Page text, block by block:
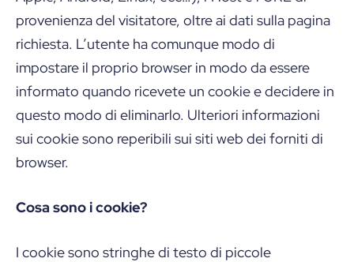
provenienza del visitatore, oltre ai dati sulla pagina
richiesta. L’utente ha comunque modo di
impostare il proprio browser in modo da essere
informato quando ricevete un cookie e decidere in
questo modo di eliminarlo. Ulteriori informazioni
sui cookie sono reperibili sui siti web dei forniti di
browser.
Cosa sono i cookie?
I cookie sono stringhe di testo di piccole